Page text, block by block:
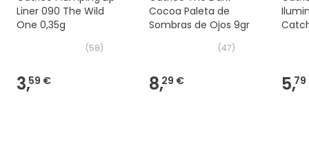
Liner 090 The Wild
One 0,35g
(58)
3,59 €
Cocoa Paleta de
Sombras de Ojos 9gr
(47)
8,29 € 5,